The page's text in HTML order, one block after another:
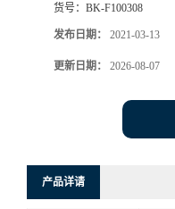
货号： BK-F100308
发布日期： 2021-03-13
更新日期： 2026-08-07
产品详请